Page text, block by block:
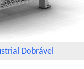
Dobrável